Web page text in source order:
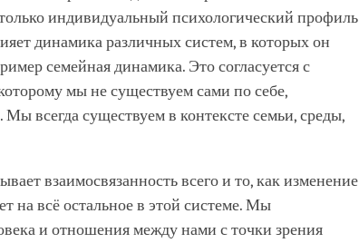
индивидуальный психологический профиль
динамика различных систем, в которых он
семейная динамика. Это согласуется с
мы не существуем сами по себе,
Мы всегда существуем в контексте семьи, среды,
взаимосвязанность всего и то, как изменение
на всё остальное в этой системе. Мы
и отношения между нами с точки зрения